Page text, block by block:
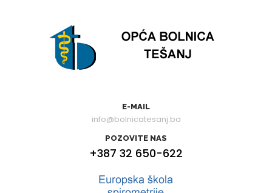
E-MAIL
info@bolnicatesanj.ba
POZOVITE NAS
+387 32 650-622